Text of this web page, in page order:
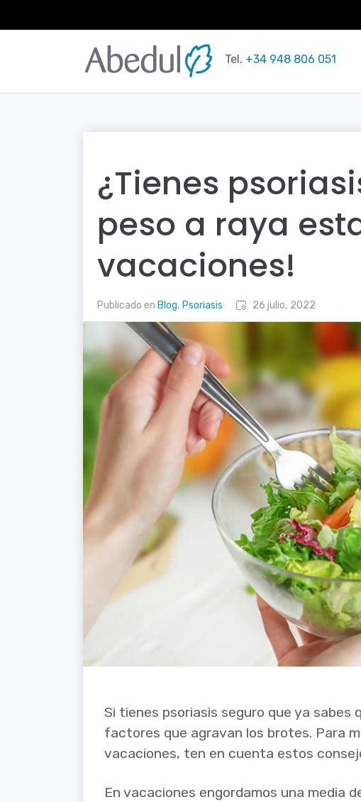
Tel. +34 948 806 051
¿Tienes
peso a raya
vacaciones!
26 julio, 2022
Publicado en Blog, Psoriasis
Si tienes psoriasis seguro que ya sabes
factores que agravan los brotes. Para
vacaciones, ten en cuenta estos
En vacaciones engordamos una media